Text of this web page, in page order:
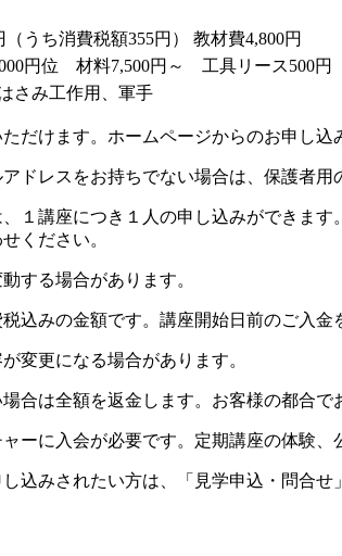
（うち消費税額355円） 教材費4,800円
円位 材料7,500円～ 工具リース500円
さみ工作用、軍手
だけます。ホームページからのお申し
ドレスをお持ちでない場合は、保護者用
１講座につき１人の申し込みができま
ください。
する場合があります。
込みの金額です。講座開始日前のご入金
変更になる場合があります。
合は全額を返金します。お客様の都合で
ーに入会が必要です。定期講座の体験、
込みされたい方は、「見学申込・問合せ